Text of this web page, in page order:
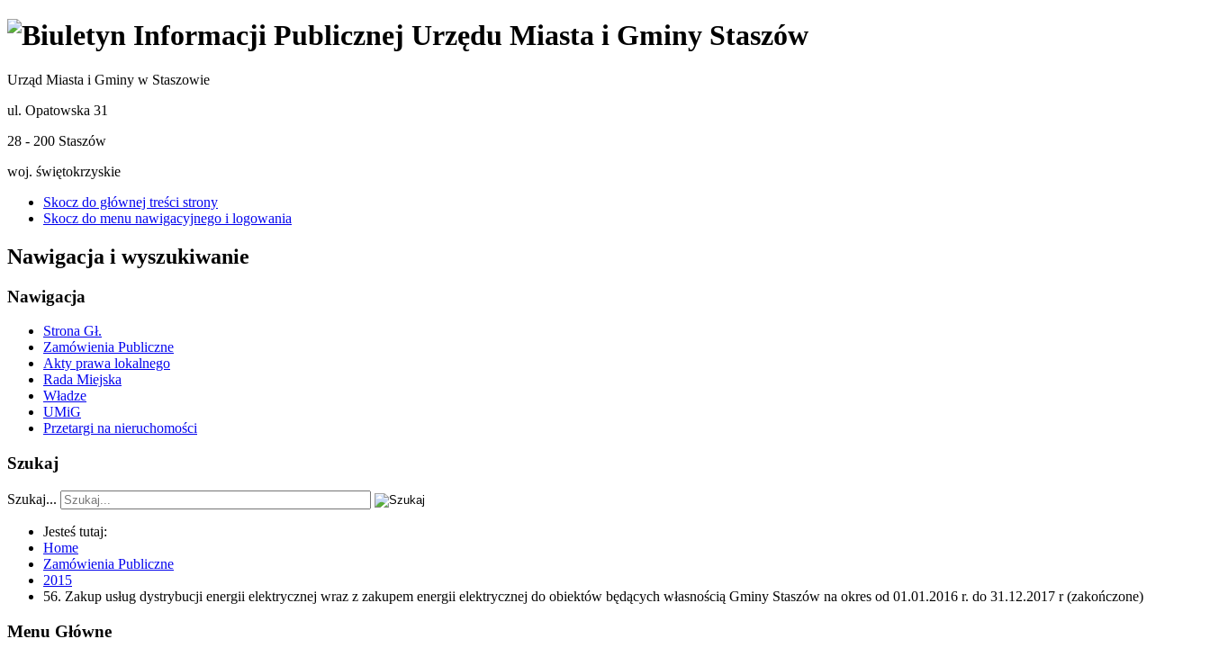
Urząd Miasta i Gminy w Staszowie
ul. Opatowska 31
28 - 200 Staszów
woj. świętokrzyskie
Skocz do głównej treści strony
Skocz do menu nawigacyjnego i logowania
Nawigacja i wyszukiwanie
Nawigacja
Strona Gł.
Zamówienia Publiczne
Akty prawa lokalnego
Rada Miejska
Władze
UMiG
Przetargi na nieruchomości
Szukaj
Szukaj...
Jesteś tutaj:
Home
Zamówienia Publiczne
2015
56. Zakup usług dystrybucji energii elektrycznej wraz z zakupem energii elektrycznej do obiektów będących własnością Gminy Staszów na okres od 01.01.2016 r. do 31.12.2017 r (zakończone)
Menu Główne